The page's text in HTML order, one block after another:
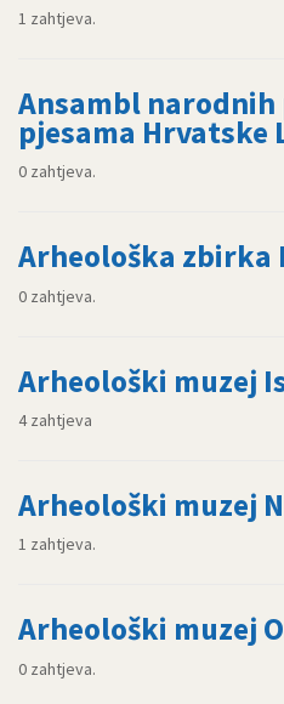
1 zahtjeva.
Ansambl narodnih
pjesama Hrvatske
0 zahtjeva.
Arheološka zbirka
0 zahtjeva.
Arheološki muzej
4 zahtjeva
Arheološki muzej
1 zahtjeva.
Arheološki muzej
0 zahtjeva.